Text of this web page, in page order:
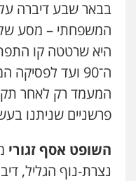
בבאר שבע דיברה
המשפחתי – מסע
היא שרטטה קו
ה־90 ועד
המעמד רק לאחר
פרשניים שניתנו
השופט אסף זגורי
נצרת-נוף הגליל,